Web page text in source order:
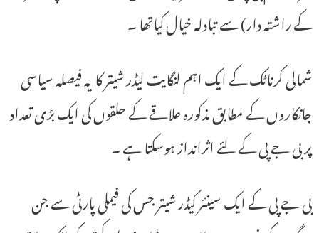
کے راشتہ دار) سے تبادلہ خیال کیاتھا ۔
شمالی کرناٹک کے ایک اہم لنگایت لیڈر شیتر کا یہ فیصلہ سیاسی
جانکاروں کے مطابق مذکورہ علاقے کے حلقوں کی ایک بڑی تعداد
پر بی جے پی کے لئے اثرانداز ہوسکتا ہے ۔
بی جے پی کے ایک سینئر کیڈر شیتر جس کی فیملی پارٹی سے جن